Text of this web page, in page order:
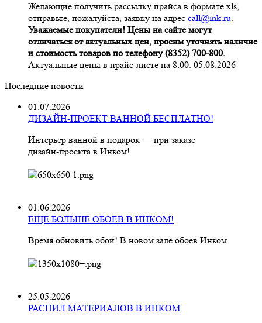
Желающие получить рассылку прайса в формате xls,
отправьте, пожалуйста, заявку на адрес call@ink.ru.
Уважаемые покупатели! Цены на сайте могут
отличаться от актуальных цен, просим уточнять наличие
и стоимость товаров по телефону (8352) 700-800.
Актуальные цены в прайс-листе на 8:00. 05.08.2026
Последние новости
01.07.2026
ДИЗАЙН-ПРОЕКТ ВАННОЙ БЕСПЛАТНО!
Интерьер ванной в подарок — при заказе
дизайн‑проекта в Инком!
01.06.2026
ЕЩЕ БОЛЬШЕ ОБОЕВ В ИНКОМ!
Время обновить обои! В новом зале обоев Инком.
25.05.2026
РАСПИЛ МАТЕРИАЛОВ В ИНКОМ